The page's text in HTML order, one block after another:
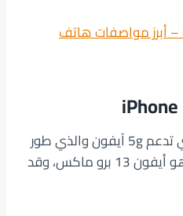
ايفون 14 برو max – أبرز مواصفات هاتف
يعتبر من أغلى الجوالات التي تدعم 5g آيفون والذي طور
بصورة كبيرة عن آخر جيل وهو أيفون 13 برو ماكس، وقد